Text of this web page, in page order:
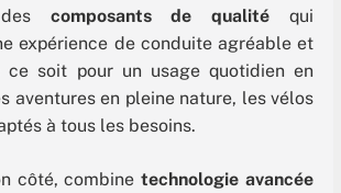
composants de qualité qui
expérience de conduite agréable et
ce soit pour un usage quotidien en
aventures en pleine nature, les vélos
à tous les besoins.
côté, combinetechnologie avancée